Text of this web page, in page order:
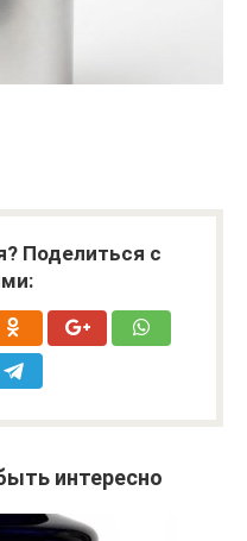
Поделиться с
интересно